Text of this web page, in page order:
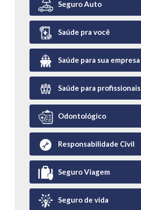
Seguro Auto
Saúde pra você
Saúde para sua empresa
Saúde para profissionais
Odontológico
Responsabilidade Civil
Seguro Viagem
Seguro de vida